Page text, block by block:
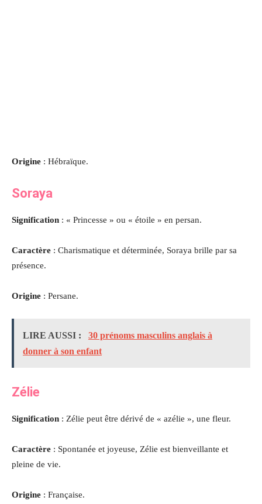
Origine : Hébraïque.
Soraya
Signification : « Princesse » ou « étoile » en persan.
Caractère : Charismatique et déterminée, Soraya brille par sa
présence.
Origine : Persane.
LIRE AUSSI :
30 prénoms masculins anglais à
donner à son enfant
Zélie
Signification : Zélie peut être dérivé de « azélie », une fleur.
Caractère : Spontanée et joyeuse, Zélie est bienveillante et
pleine de vie.
Origine : Française.